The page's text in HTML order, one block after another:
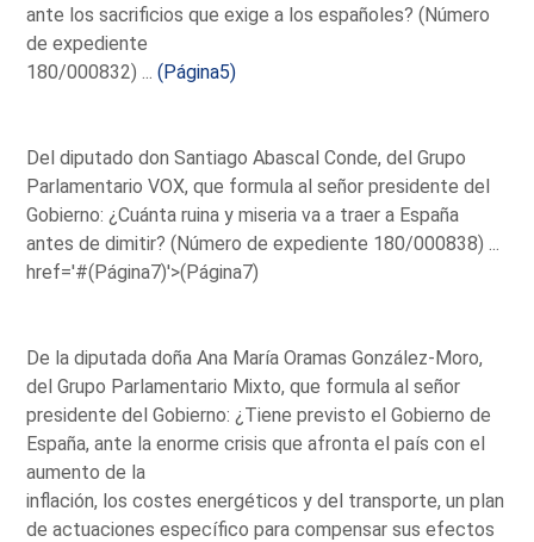
ante los sacrificios que exige a los españoles? (Número
de expediente
180/000832) ...(Página5)
Del diputado don Santiago Abascal Conde, del Grupo
Parlamentario VOX, que formula al señor presidente del
Gobierno: ¿Cuánta ruina y miseria va a traer a España
antes de dimitir? (Número de expediente 180/000838) ...
href='#(Página7)'>(Página7)
De la diputada doña Ana María Oramas González-Moro,
del Grupo Parlamentario Mixto, que formula al señor
presidente del Gobierno: ¿Tiene previsto el Gobierno de
España, ante la enorme crisis que afronta el país con el
aumento de la
inflación, los costes energéticos y del transporte, un plan
de actuaciones específico para compensar sus efectos